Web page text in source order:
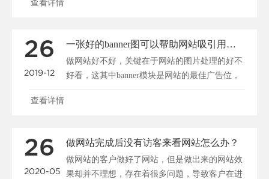
查看详情
26
2019-12
一张好的banner图可以帮助网站吸引用户、促进转化
做网站好不好，关键在于网站的图片处理的好不
好看，这其中banner模块是网站的最佳广告位，
一张好的b......
查看详情
26
2020-05
做网站完成后没有访客来看网站怎么办？
做网站的客户做好了网站，但是做出来的网站效
果却并不理想，存在着很多问题，导致客户在进